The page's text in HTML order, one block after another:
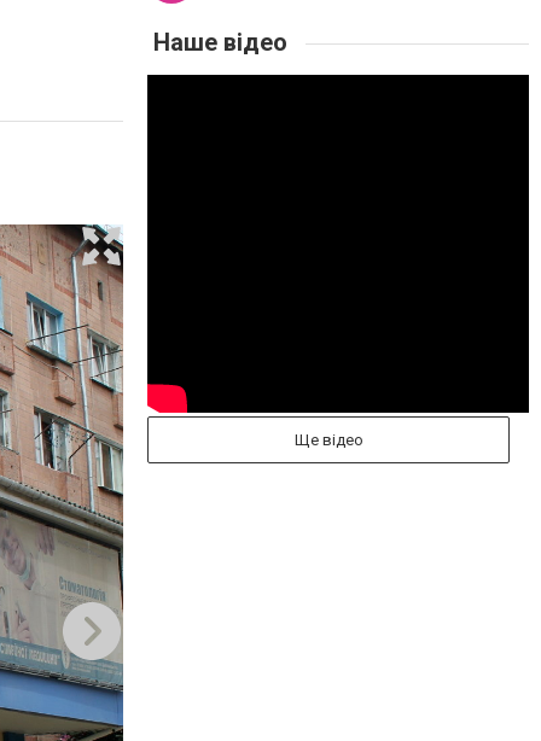
Наше відео
Ще відео